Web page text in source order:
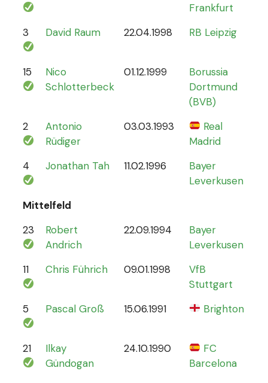
Frankfurt
3 David Raum 22.04.1998 RB Leipzig
15
Nico
Schlotterbeck
01.12.1999
Borussia
Dortmund
(BVB)
2
Antonio
Rüdiger
03.03.1993
Real
Madrid
4 Jonathan Tah 11.02.1996
Bayer
Leverkusen
Mittelfeld
23
Robert
Andrich
22.09.1994
Bayer
Leverkusen
11 Chris Führich 09.01.1998
VfB
Stuttgart
5 Pascal Groß 15.06.1991 Brighton
21
Ilkay
Gündogan
24.10.1990
FC
Barcelona